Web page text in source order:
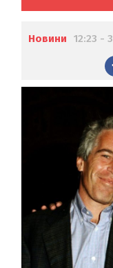
Новини 12:23 -